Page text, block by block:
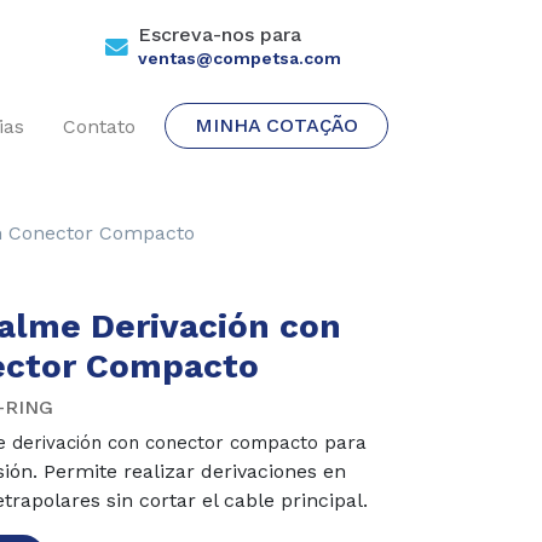
Escreva-nos para
ventas@competsa.com
Contato MINHA COTAÇÃO
Compacto
Derivación con
Compacto
derivación con conector compacto para
Permite realizar derivaciones en
sin cortar el cable principal.